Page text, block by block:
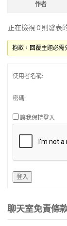
作者
正在檢視 0 則發表
抱歉，回覆主題必需
使用者名稱:
密碼:
讓我保持登入
登入
聊天室免責條